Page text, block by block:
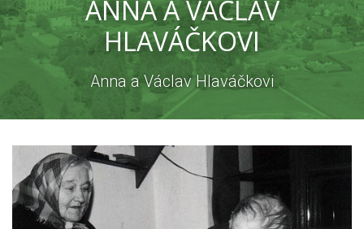
ANNA A VÁCLAV
HLAVÁČKOVI
Anna a Václav Hlaváčkovi